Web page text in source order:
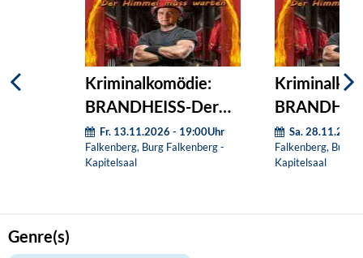
Kriminalkomödie:
BRANDHEISS-Der
Himmel muss warten
Fr. 13.11.2026 - 19:00Uhr
Falkenberg, Burg Falkenberg -
Kapitelsaal
Himmel
Sa.
Falkenberg, Burg
Kapitelsaal
Genre(s)